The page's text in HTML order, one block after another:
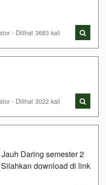
- Dilihat 3683 kali
- Dilihat 3022 kali
Daring semester 2
download di link